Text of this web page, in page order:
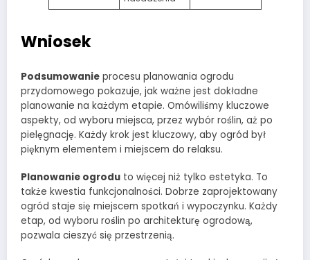
Wniosek
Podsumowanie procesu planowania ogrodu
przydomowego pokazuje, jak ważne jest dokładne
planowanie na każdym etapie. Omówiliśmy kluczowe
aspekty, od wyboru miejsca, przez wybór roślin, aż po
pielęgnację. Każdy krok jest kluczowy, aby ogród był
pięknym elementem i miejscem do relaksu.
Planowanie ogrodu to więcej niż tylko estetyka. To
także kwestia funkcjonalności. Dobrze zaprojektowany
ogród staje się miejscem spotkań i wypoczynku. Każdy
etap, od wyboru roślin po architekturę ogrodową,
pozwala cieszyć się przestrzenią.